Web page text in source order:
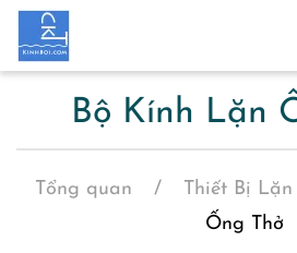
Skip to main content
Bộ Kính Lặn
Tổng quan Thiết Bị Lặn
Ống Thở